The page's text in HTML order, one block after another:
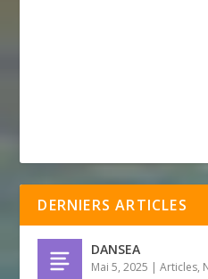
DERNIERS ARTICLES
DANSEA
Mai 5, 2025 |Articles,